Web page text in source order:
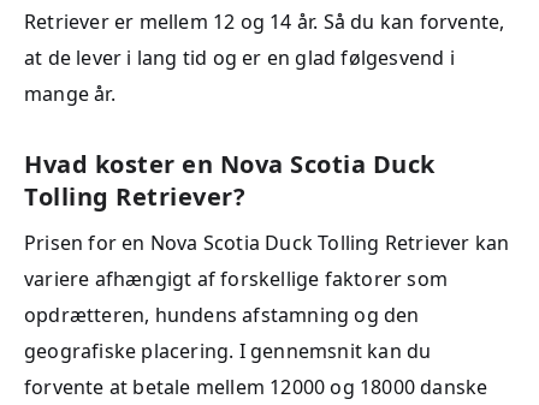
Retriever er mellem 12 og 14 år. Så du kan forvente,
at de lever i lang tid og er en glad følgesvend i
mange år.
Hvad koster en Nova Scotia Duck
Tolling Retriever?
Prisen for en Nova Scotia Duck Tolling Retriever kan
variere afhængigt af forskellige faktorer som
opdrætteren, hundens afstamning og den
geografiske placering. I gennemsnit kan du
forvente at betale mellem 12000 og 18000 danske